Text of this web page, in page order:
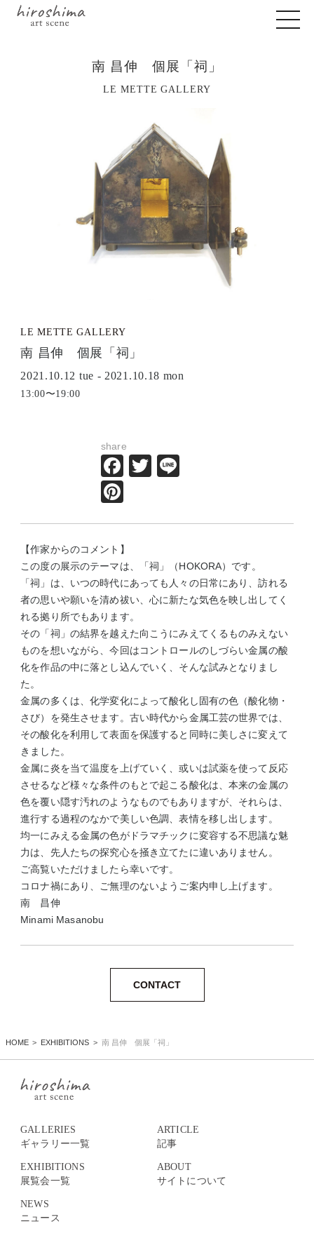
南 昌伸 個展「祠」
LE METTE GALLERY
LE METTE GALLERY
南 昌伸 個展「祠」
2021.10.12 tue - 2021.10.18 mon
13:00〜19:00
share
Facebook
Twitter
【作家からのコメント】
この度の展示のテーマは、「祠」（HOKORA）です。
「祠」は、いつの時代にあっても人々の日常にあり、訪れる
者の思いや願いを清め祓い、心に新たな気色を映し出してく
れる拠り所でもあります。
その「祠」の結界を越えた向こうにみえてくるものみえない
ものを想いながら、今回はコントロールのしづらい金属の酸
化を作品の中に落とし込んでいく、そんな試みとなりまし
た。
金属の多くは、化学変化によって酸化し固有の色（酸化物・
さび）を発生させます。古い時代から金属工芸の世界では、
その酸化を利用して表面を保護すると同時に美しさに変えて
きました。
金属に炎を当て温度を上げていく、或いは試薬を使って反応
させるなど様々な条件のもとで起こる酸化は、本来の金属の
色を覆い隠す汚れのようなものでもありますが、それらは、
進行する過程のなかで美しい色調、表情を移し出します。
均一にみえる金属の色がドラマチックに変容する不思議な魅
力は、先人たちの探究心を掻き立てたに違いありません。
ご高覧いただけましたら幸いです。
コロナ禍にあり、ご無理のないようご案内申し上げます。
南 昌伸
Minami Masanobu
CONTACT
HOME EXHIBITIONS 南 昌伸 個展「祠」
GALLERIES
ギャラリー一覧
EXHIBITIONS
展覧会一覧
NEWS
ニュース
ARTICLE
記事
ABOUT
サイトについて